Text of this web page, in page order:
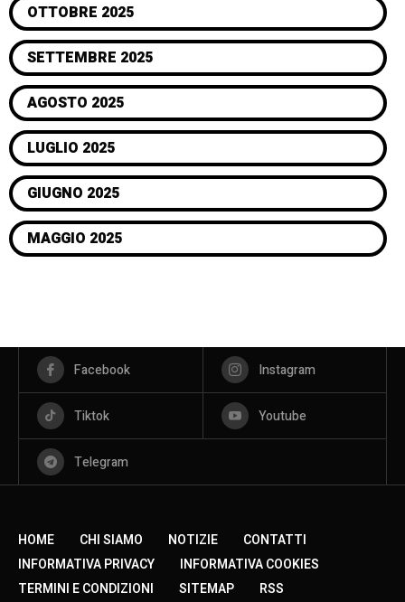
OTTOBRE 2025
SETTEMBRE 2025
AGOSTO 2025
LUGLIO 2025
GIUGNO 2025
MAGGIO 2025
Facebook Instagram
Tiktok Youtube
Telegram
HOME CHI SIAMO NOTIZIE
CONTATTI
INFORMATIVA PRIVACY
INFORMATIVA COOKIES
TERMINI E CONDIZIONI
SITEMAP RSS